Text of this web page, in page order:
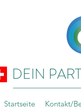
DEIN
Startseite Kontakt/